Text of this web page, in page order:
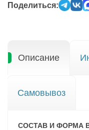
Поделиться:
Описание
Самовывоз
СОСТАВ И ФОРМА